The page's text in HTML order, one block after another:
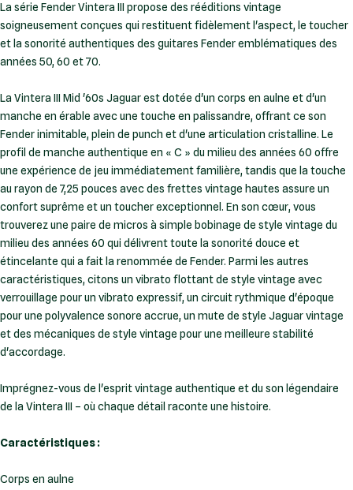
La série Fender Vintera III propose des rééditions vintage
soigneusement conçues qui restituent fidèlement l'aspect, le toucher
et la sonorité authentiques des guitares Fender emblématiques des
années 50, 60 et 70.
La Vintera III Mid '60s Jaguar est dotée d'un corps en aulne et d'un
manche en érable avec une touche en palissandre, offrant ce son
Fender inimitable, plein de punch et d'une articulation cristalline. Le
profil de manche authentique en « C » du milieu des années 60 offre
une expérience de jeu immédiatement familière, tandis que la touche
au rayon de 7,25 pouces avec des frettes vintage hautes assure un
confort suprême et un toucher exceptionnel. En son cœur, vous
trouverez une paire de micros à simple bobinage de style vintage du
milieu des années 60 qui délivrent toute la sonorité douce et
étincelante qui a fait la renommée de Fender. Parmi les autres
caractéristiques, citons un vibrato flottant de style vintage avec
verrouillage pour un vibrato expressif, un circuit rythmique d'époque
pour une polyvalence sonore accrue, un mute de style Jaguar vintage
et des mécaniques de style vintage pour une meilleure stabilité
d'accordage.
Imprégnez-vous de l'esprit vintage authentique et du son légendaire
de la Vintera III – où chaque détail raconte une histoire.
Caractéristiques :
Corps en aulne